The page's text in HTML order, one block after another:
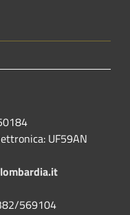
UF59AN
569104